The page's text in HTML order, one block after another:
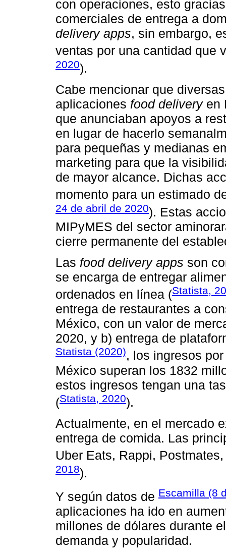
con operaciones, esto
comerciales de entrega a
delivery apps, sin embargo,
ventas por una cantidad que
2020).
Cabe mencionar que
aplicaciones food deliveryen
que anunciaban apoyos a
en lugar de hacerlo
para pequeñas y medianas
marketing para que la
de mayor alcance. Dichas
momento para un estimado
24 de abril de 2020). Estas
MIPyMES del sector
cierre permanente del
Las food delivery apps son
se encarga de entregar
ordenados en línea (Statista,
entrega de restaurantes a
México, con un valor de
2020, y b) entrega de
Statista (2020), los ingresos
México superan los 1832
estos ingresos tengan una
(Statista, 2020).
Actualmente, en el mercado
entrega de comida. Las
Uber Eats, Rappi,
2018).
Y según datos de Escamilla (8
aplicaciones ha ido en
millones de dólares durante
demanda y popularidad.